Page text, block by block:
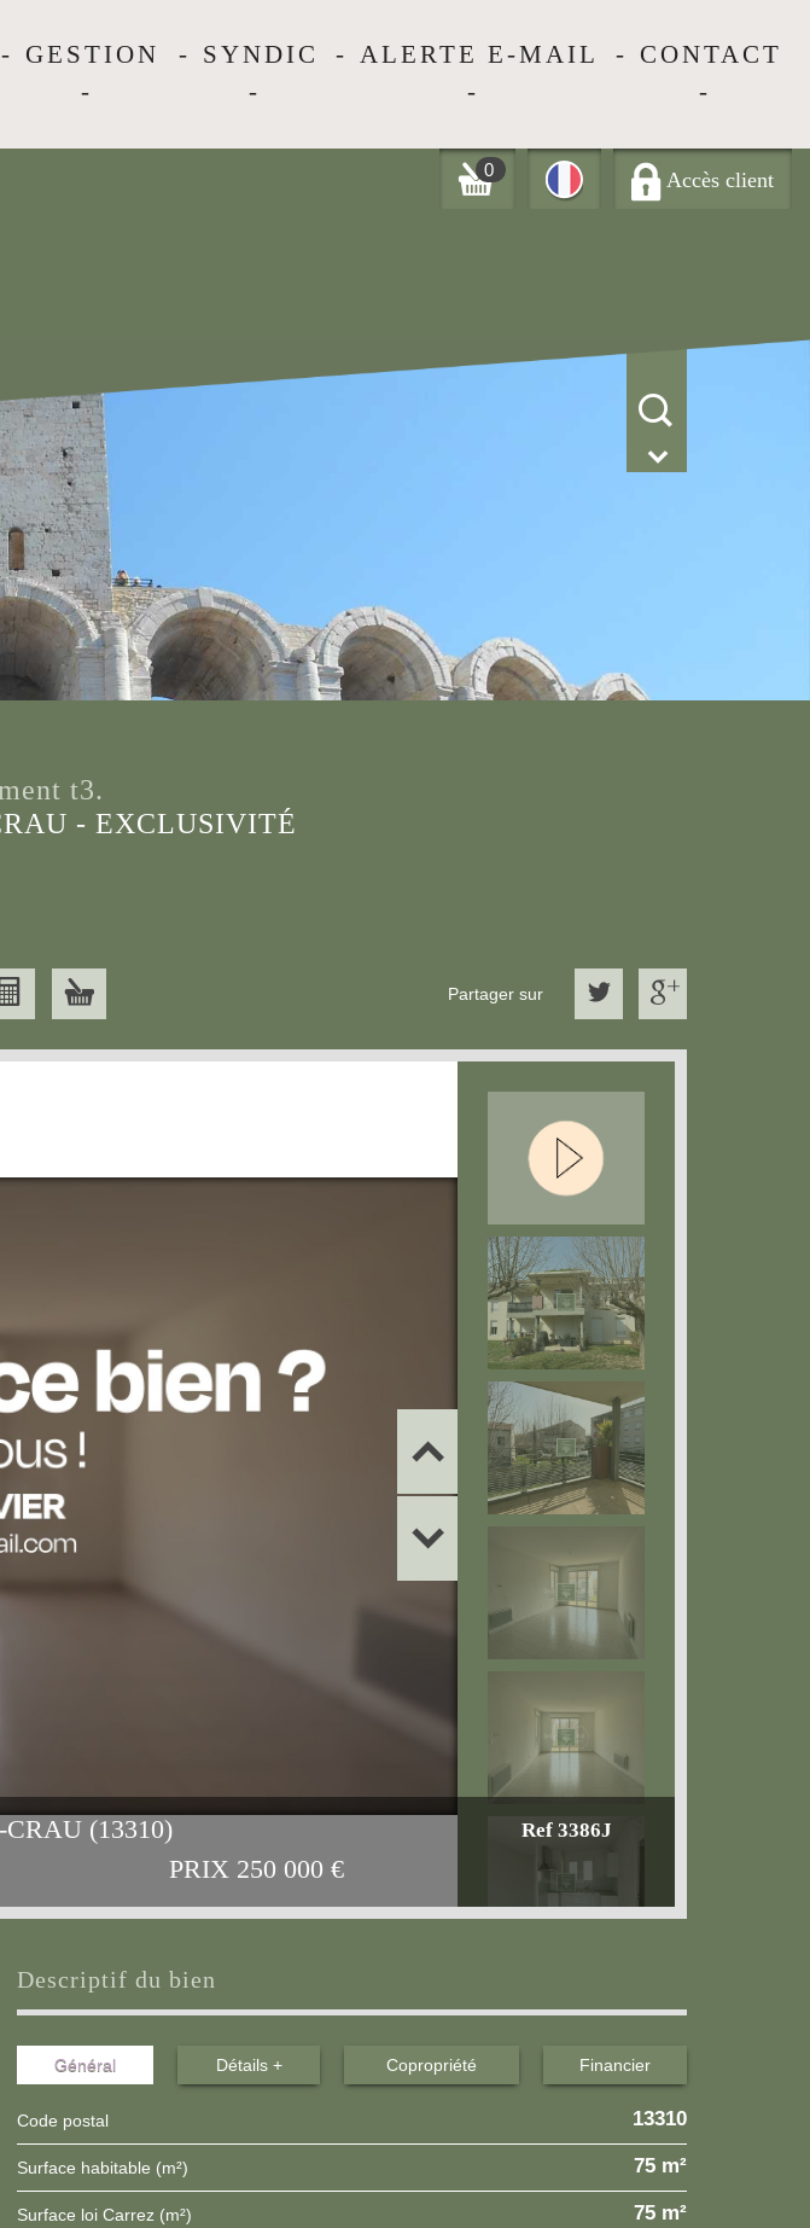
GESTION SYNDIC ALERTE E-MAIL CONTACT
0 Accès client
t3.
- EXCLUSIVITÉ
Partager sur
(13310)
PRIX 250 000 €
Ref 3386J
descriptif du bien
Général Détails + Copropriété Financier
Code postal 13310
Surface habitable (m²) 75 m²
Surface loi Carrez (m²) 75 m²